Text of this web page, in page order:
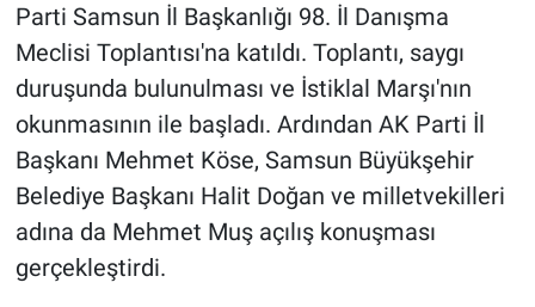
Parti Samsun İl Başkanlığı 98. İl Danışma
Meclisi Toplantısı'na katıldı. Toplantı, saygı
duruşunda bulunulması ve İstiklal Marşı'nın
okunmasının ile başladı. Ardından AK Parti İl
Başkanı Mehmet Köse, Samsun Büyükşehir
Belediye Başkanı Halit Doğan ve milletvekilleri
adına da Mehmet Muş açılış konuşması
gerçekleştirdi.